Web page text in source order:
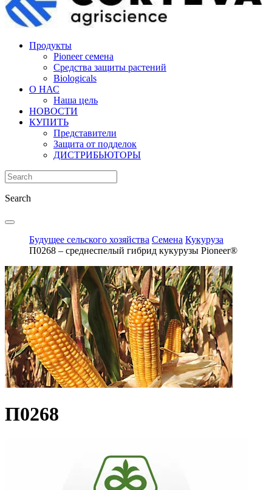
Продукты
Pioneer семена
Средства защиты растений
Biologicals
О НАС
Наша цель
НОВОСТИ
КУПИТЬ
Представители
Защита от подделок
ДИСТРИБЬЮТОРЫ
Search
Будущее сельского хозяйства Семена Кукуруза
П0268 – среднеспелый гибрид кукурузы Pioneer®
П0268